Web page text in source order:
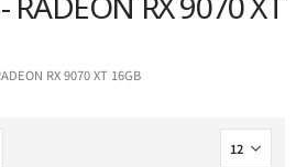
RX 9070 XT 16GB